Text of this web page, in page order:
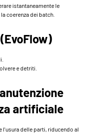
istantaneamente le
coerenza dei batch.
e detriti.
artificiale
l'usura delle parti, riducendo al